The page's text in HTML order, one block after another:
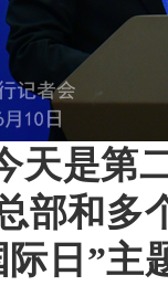
天是第
部和多
日”主